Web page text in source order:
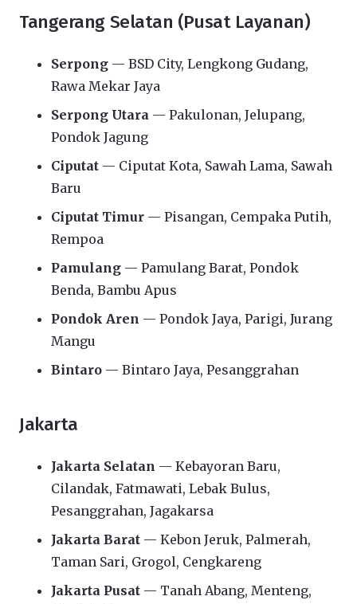
Tangerang Selatan (Pusat Layanan)
Serpong — BSD City, Lengkong Gudang,
Rawa Mekar Jaya
Serpong Utara — Pakulonan, Jelupang,
Pondok Jagung
Ciputat — Ciputat Kota, Sawah Lama, Sawah
Baru
Ciputat Timur — Pisangan, Cempaka Putih,
Rempoa
Pamulang — Pamulang Barat, Pondok
Benda, Bambu Apus
Pondok Aren — Pondok Jaya, Parigi, Jurang
Mangu
Bintaro — Bintaro Jaya, Pesanggrahan
Jakarta
Jakarta Selatan — Kebayoran Baru,
Cilandak, Fatmawati, Lebak Bulus,
Pesanggrahan, Jagakarsa
Jakarta Barat — Kebon Jeruk, Palmerah,
Taman Sari, Grogol, Cengkareng
Jakarta Pusat — Tanah Abang, Menteng,